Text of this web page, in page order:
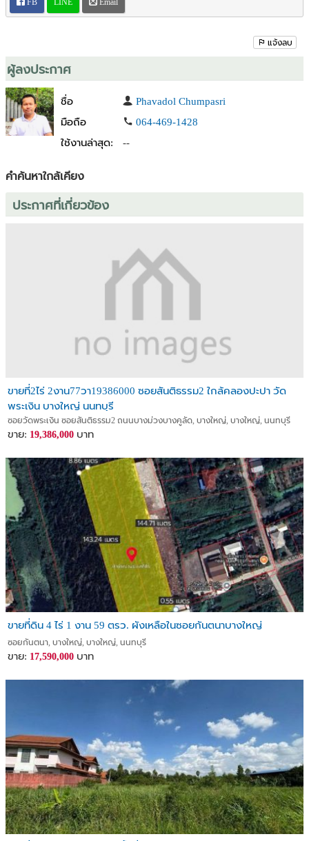
Line ID : 0644691428
#ที่ดินทำสถานดูแลผู้สูงอายุ
#ที่ดินทำจัดสรร บางใหญ่ นนทบุรี
#ที่ดินใกล้คลองประปามหาสวัสดิ์
#ที่ดินทำร้านอาหาร ร้านกาแฟ
#ที่ดินบางใหญ่
#ที่ดินทำศูนย์สุขภาพ wellness
#แหล่งอาหาร แหล่งวัตถุดิบ
FB LINE Email
แจ้งลบ
ผู้ลงประกาศ
ชื่อ
Phavadol Chumpasri
มือถือ
064-469-1428
ใช้งานล่าสุด:
--
คำค้นหาใกล้เคียง
ประกาศที่เกี่ยวข้อง
ขายที่2ไร่ 2งาน77วา19386000 ซอยสันติธรรม2 ใกล้คลองปะปา วัด
พระเงิน บางใหญ่ นนทบุรี
ซอยวัดพระเงิน ซอยสันติธรรม2 ถนนบางม่วงบางคูลัด, บางใหญ่, บางใหญ่, นนทบุรี
ขาย: 19,386,000 บาท
ขายที่ดิน 4 ไร่ 1 งาน 59 ตรว. ผังเหลือในซอยกันตนาบางใหญ่
ซอยกันตนา, บางใหญ่, บางใหญ่, นนทบุรี
ขาย: 17,590,000 บาท